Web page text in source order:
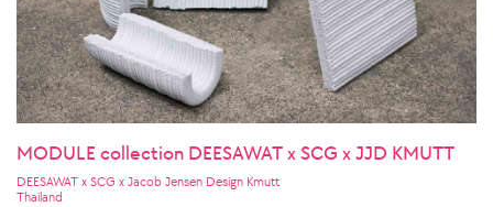
MODULE collection DEESAWAT x SCG x JJD KMUTT
DEESAWAT x SCG x Jacob Jensen Design Kmutt
Thailand